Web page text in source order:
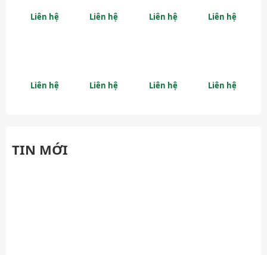
Liên hệ Liên hệ Liên hệ Liên hệ
Liên hệ Liên hệ Liên hệ Liên hệ
TIN MỚI